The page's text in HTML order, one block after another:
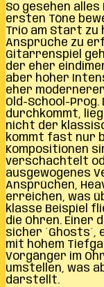
So gesehen
ersten Töne
Trio am Start zu
Ansprüche zu
Gitarrenspiel
der eher
aber hoher
eher
Old-School-
durchkommt,
nicht der
kommt fast nur
Kompositionen
verschachtelt
ausgewogenes
Ansprüchen,
erreichen, was
klasse Beispiel
die Ohren. Einer
sicher ´Ghosts´,
mit hohem
Vorgänger im
umstellen, was
darstellt.